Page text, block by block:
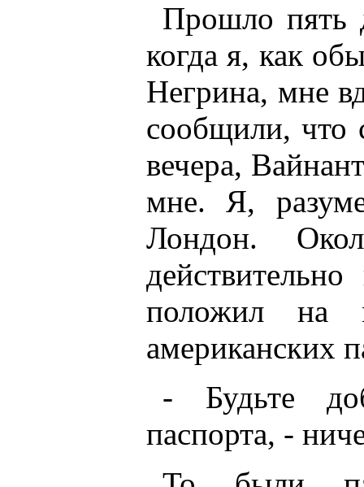
Прошло пять
когда я, как
Негрина, мне
сообщили, что
вечера,
мне. Я,
Лондон.
положил на
американских
- Будьте
паспорта, -